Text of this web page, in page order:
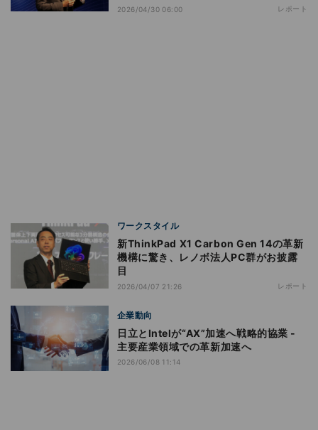
2026/04/30 06:00 レポート
ワークスタイル
新ThinkPad X1 Carbon Gen 14の革新
機構に驚き、レノボ法人PC群がお披露
目
2026/04/07 21:26 レポート
企業動向
日立とIntelが“AX”加速へ戦略的協業 -
主要産業領域での革新加速へ
2026/06/08 11:14